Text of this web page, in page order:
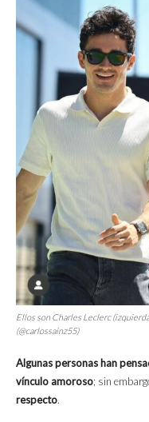
Ellos son Charles Leclerc
(@carlossainz55)
Algunas personas han
vínculo amoroso; sin
respecto.